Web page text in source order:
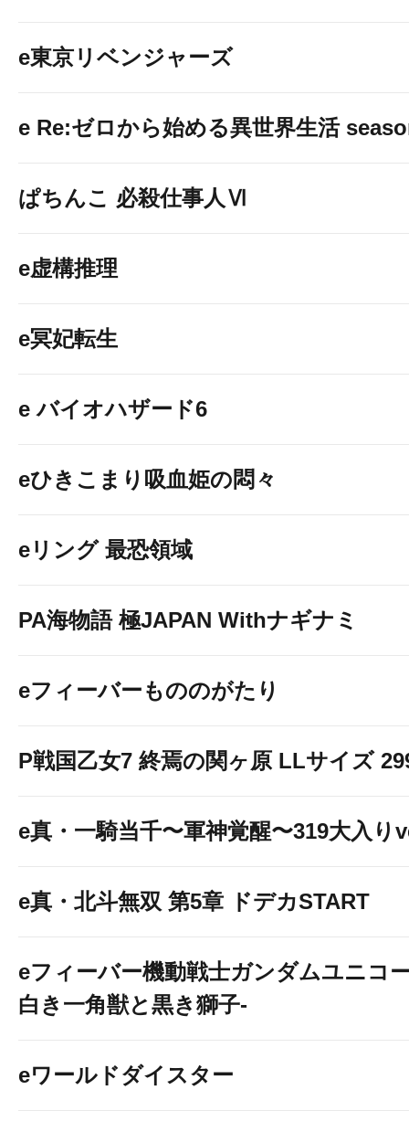
e東京リベンジャーズ
e Re:ゼロから始める異世界生活
ぱちんこ 必殺仕事人Ⅵ
e虚構推理
e冥妃転生
e バイオハザード6
eひきこまり吸血姫の悶々
eリング 最恐領域
PA海物語 極JAPAN Withナギナミ
eフィーバーもののがたり
P戦国乙女7 終焉の関ヶ原 LLサイズ
e真・一騎当千〜軍神覚醒〜319大入り
e真・北斗無双 第5章 ドデカSTART
eフィーバー機動戦士ガンダムユニコ
白き一角獣と黒き獅子-
eワールドダイスター